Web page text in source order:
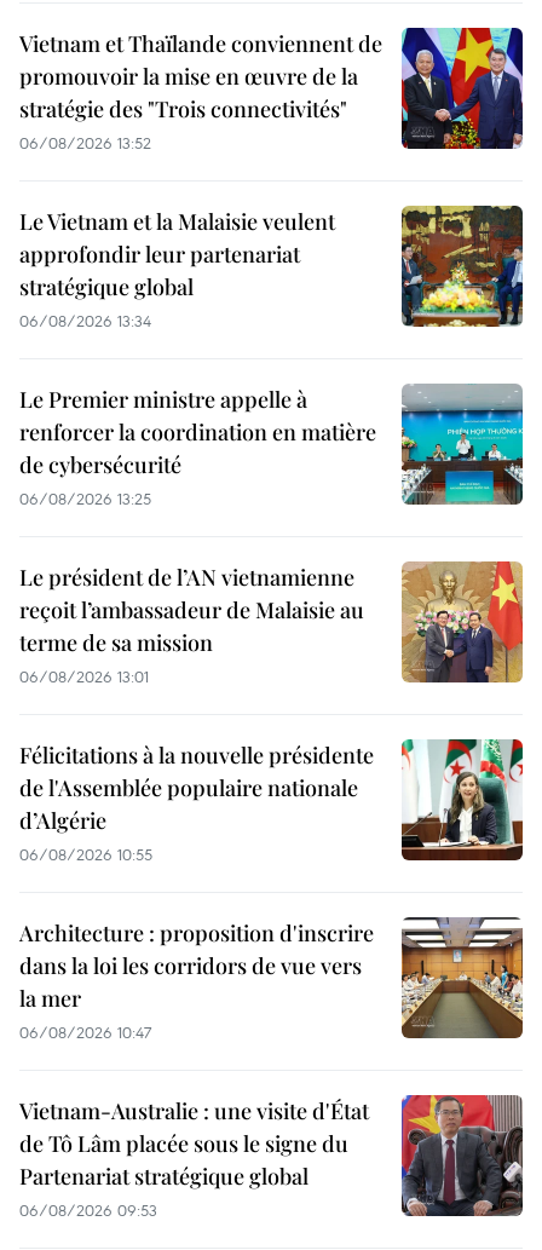
Vietnam et Thaïlande conviennent de
promouvoir la mise en œuvre de la
stratégie des "Trois connectivités"
06/08/2026 13:52
Le Vietnam et la Malaisie veulent
approfondir leur partenariat
stratégique global
06/08/2026 13:34
Le Premier ministre appelle à
renforcer la coordination en matière
de cybersécurité
06/08/2026 13:25
Le président de l’AN vietnamienne
reçoit l’ambassadeur de Malaisie au
terme de sa mission
06/08/2026 13:01
Félicitations à la nouvelle présidente
de l'Assemblée populaire nationale
d’Algérie
06/08/2026 10:55
Architecture : proposition d'inscrire
dans la loi les corridors de vue vers
la mer
06/08/2026 10:47
Vietnam-Australie : une visite d'État
de Tô Lâm placée sous le signe du
Partenariat stratégique global
06/08/2026 09:53